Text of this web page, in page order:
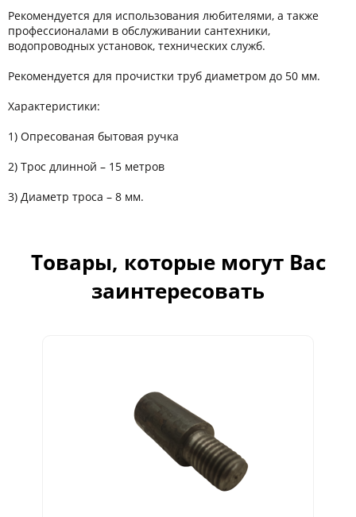
Рекомендуется для использования любителями, а также
профессионалами в обслуживании сантехники,
водопроводных установок, технических служб.
Рекомендуется для прочистки труб диаметром до 50 мм.
Характеристики:
1) Опресованая бытовая ручка
2) Трос длинной – 15 метров
3) Диаметр троса – 8 мм.
Товары, которые могут Вас
заинтересовать